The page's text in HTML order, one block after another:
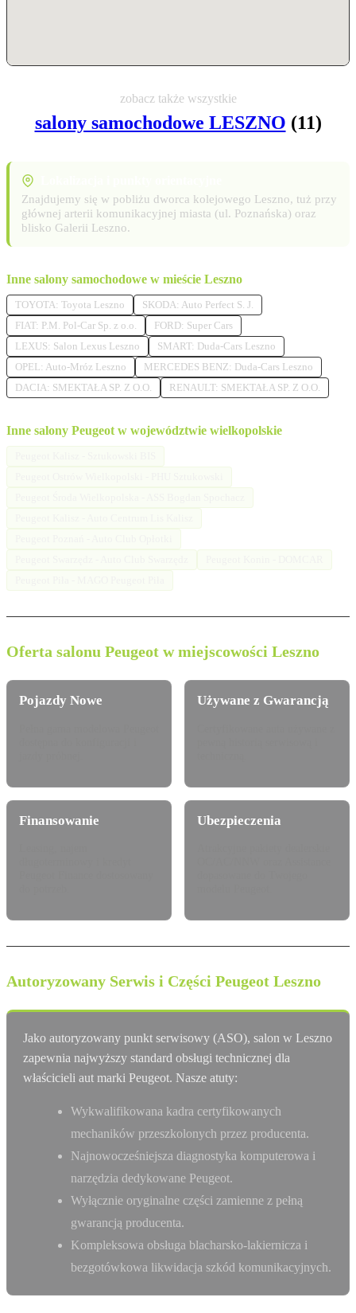
zobacz także wszystkie
salony samochodowe LESZNO (11)
Znajdujemy się w pobliżu dworca kolejowego Leszno, tuż przy
głównej arterii komunikacyjnej miasta (ul. Poznańska) oraz
blisko Galerii Leszno.
Inne salony samochodowe w mieście Leszno
TOYOTA: Toyota Leszno
SKODA: Auto Perfect S. J.
FIAT: P.M. Pol-Car Sp. z o.o.
FORD: Super Cars
LEXUS: Salon Lexus Leszno
SMART: Duda-Cars Leszno
OPEL: Auto-Mróz Leszno
MERCEDES BENZ: Duda-Cars Leszno
DACIA: SMEKTAŁA SP. Z O.O.
RENAULT: SMEKTAŁA SP. Z O.O.
Inne salony Peugeot w województwie wielkopolskie
Oferta salonu Peugeot w miejscowości Leszno
Pojazdy Nowe Używane z Gwarancją
Finansowanie Ubezpieczenia
Autoryzowany Serwis i Części Peugeot Leszno
Jako autoryzowany punkt serwisowy (ASO), salon w Leszno
zapewnia najwyższy standard obsługi technicznej dla
właścicieli aut marki Peugeot. Nasze atuty:
Wykwalifikowana kadra certyfikowanych
mechaników przeszkolonych przez producenta.
Najnowocześniejsza diagnostyka komputerowa i
narzędzia dedykowane Peugeot.
Wyłącznie oryginalne części zamienne z pełną
gwarancją producenta.
Kompleksowa obsługa blacharsko-lakiernicza i
bezgotówkowa likwidacja szkód komunikacyjnych.